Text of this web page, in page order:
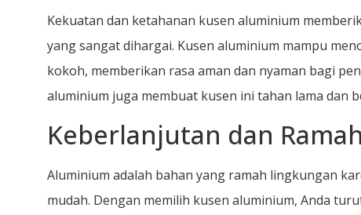
Kekuatan dan ketahanan kusen aluminium
yang sangat dihargai. Kusen aluminium mampu
kokoh, memberikan rasa aman dan nyaman bagi
aluminium juga membuat kusen ini tahan lama dan
Keberlanjutan dan
Aluminium adalah bahan yang ramah lingkungan
mudah. Dengan memilih kusen aluminium, Anda